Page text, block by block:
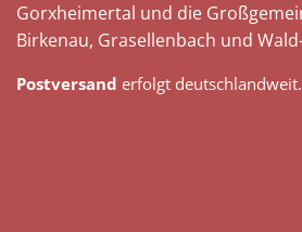
Gorxheimertal und die
Birkenau, Grasellenbach und
Postversand erfolgt deutschlandweit.